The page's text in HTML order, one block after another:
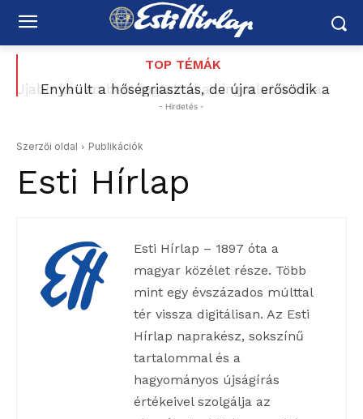
TOP TÉMÁK
Enyhült a hőségriasztás, de újra erősödik a
forróság
- Hirdetés -
Szerzői oldal Publikációk
Esti Hírlap
Esti Hírlap – 1897 óta a
magyar közélet része. Több
mint egy évszázados múlttal
tér vissza digitálisan. Az Esti
Hírlap naprakész, sokszínű
tartalommal és a
hagyományos újságírás
értékeivel szolgálja az